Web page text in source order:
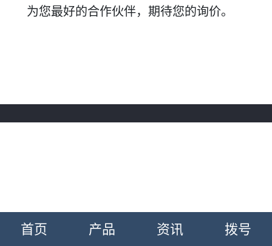
为您最好的合作伙伴，期待您的询价。
首页 产品 资讯 拨号
0.156602s